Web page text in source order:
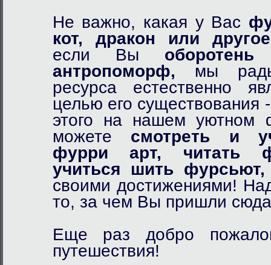
Не важно, какая у Вас
кот,
дракон
или
если Вы оборотень
антропоморф, мы
ресурса естественно
целью его существования
этого на нашем
можете смотреть и
фурри арт,
читать
учиться шить фурсьют,
своими достижениями!
то, за чем Вы пришли
Еще раз добро
путешествия!